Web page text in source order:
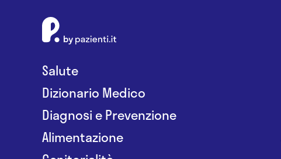
Salute
Dizionario Medico
Diagnosi e Prevenzione
Alimentazione